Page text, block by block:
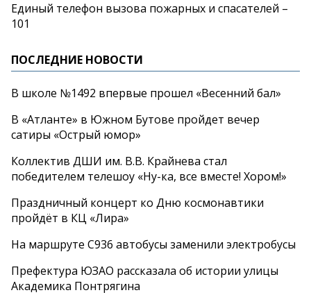
Единый телефон вызова пожарных и спасателей –
101
ПОСЛЕДНИЕ НОВОСТИ
В школе №1492 впервые прошел «Весенний бал»
В «Атланте» в Южном Бутове пройдет вечер
сатиры «Острый юмор»
Коллектив ДШИ им. В.В. Крайнева стал
победителем телешоу «Ну-ка, все вместе! Хором!»
Праздничный концерт ко Дню космонавтики
пройдёт в КЦ «Лира»
На маршруте С936 автобусы заменили электробусы
Префектура ЮЗАО рассказала об истории улицы
Академика Понтрягина